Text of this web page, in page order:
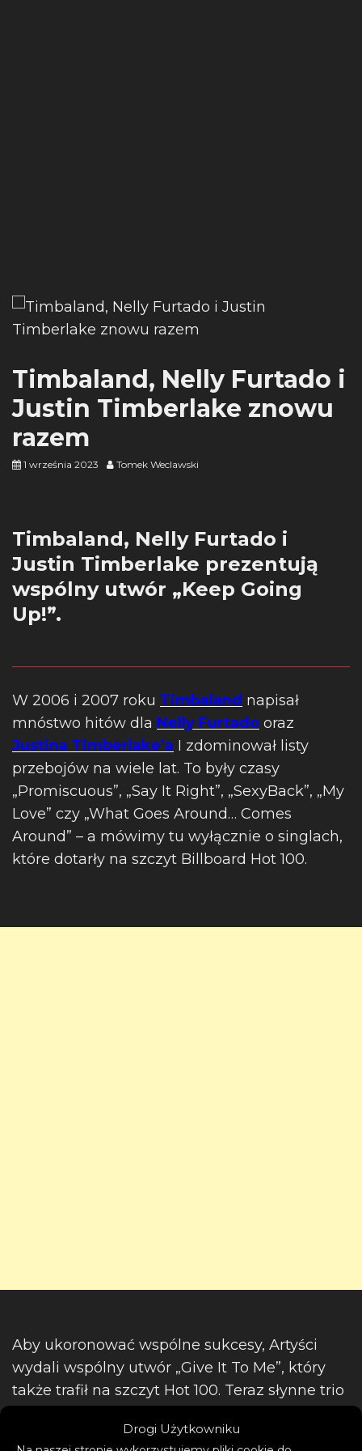
Drogi Użytkowniku
Timbaland, Nelly Furtado i
Justin Timberlake znowu
razem
1 września 2023 Tomek Weclawski
Timbaland, Nelly Furtado i
Justin Timberlake prezentują
wspólny utwór „Keep Going
Up!”.
W 2006 i 2007 roku Timbaland napisał
mnóstwo hitów dla Nelly Furtado oraz
Justina Timberlake’a I zdominował listy
przebojów na wiele lat. To były czasy
„Promiscuous”, „Say It Right”, „SexyBack”, „My
Love” czy „What Goes Around… Comes
Around” – a mówimy tu wyłącznie o singlach,
które dotarły na szczyt Billboard Hot 100.
Aby ukoronować wspólne sukcesy, Artyści
wydali wspólny utwór „Give It To Me”, który
także trafił na szczyt Hot 100. Teraz słynne trio